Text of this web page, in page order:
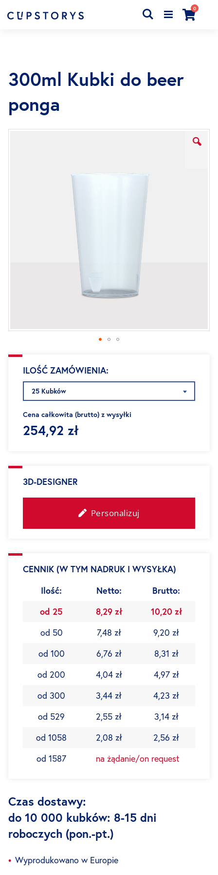
Cart
0produkty
Search
300ml Kubki do beer
ponga
Przejdź
początek
ILOŚĆ ZAMÓWIENIA
25 Kubków
Cena całkowita (brutto) z wysyłki
254,92 zł
3D-DESIGNER
Personalizuj
CENNIK (W TYM NADRUK I WYSYŁKA)
Ilość:
Netto:
Brutto:
od 25
8,29 zł
10,20 zł
od 50
7,48 zł
9,20 zł
od 100
6,76 zł
8,31 zł
od 200
4,04 zł
4,97 zł
od 300
3,44 zł
4,23 zł
od 529
2,55 zł
3,14 zł
od 1058
2,08 zł
2,56 zł
od 1587
na żądanie/on request
Czas dostawy:
do 10 000 kubków: 8-15 dni
roboczych (pon.-pt.)
Wyprodukowano w Europie